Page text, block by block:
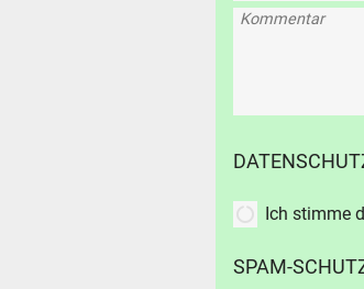
Kommentar
Ich stimme
SPAM-